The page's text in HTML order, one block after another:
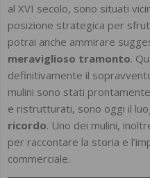
al XVI secolo, sono situati
posizione strategica per
potrai anche ammirare
meraviglioso tramonto.
definitivamente il
mulini sono stati
e ristrutturati, sono oggi il
ricordo. Uno dei mulini,
per raccontare la storia e
commerciale.